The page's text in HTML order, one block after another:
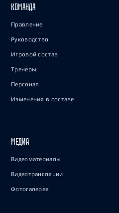
КОМАНДА
Правление
Руководство
Игровой состав
Тренеры
Персонал
Изменения в составе
МЕДИА
Видеоматериалы
Видеотрансляции
Фотогалерея